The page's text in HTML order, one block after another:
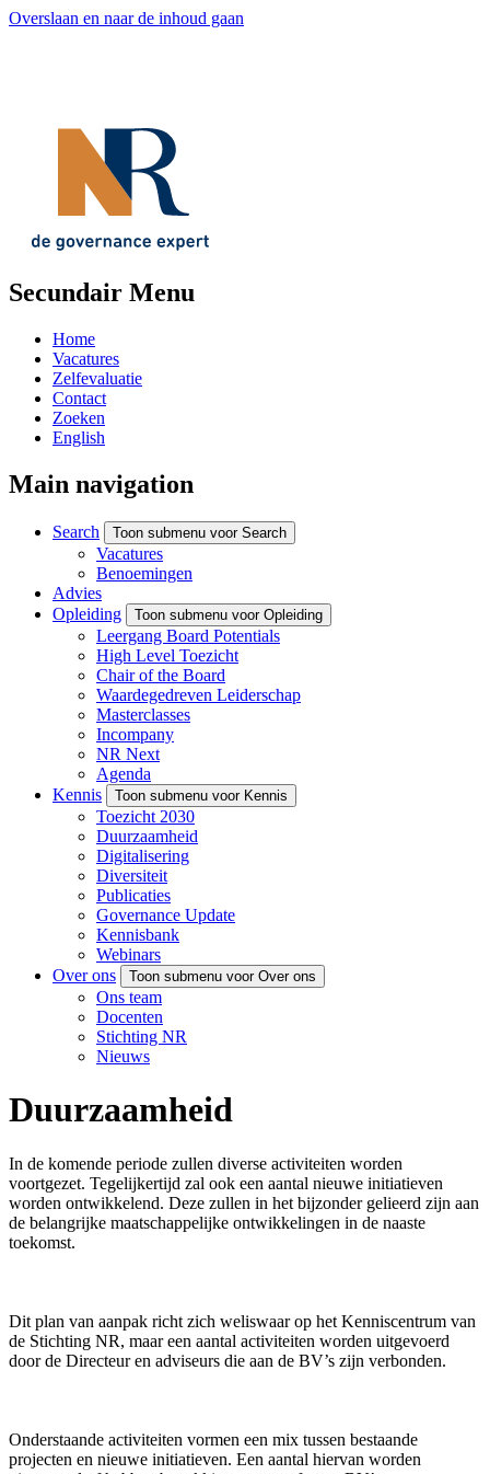
Overslaan en naar de inhoud gaan
Secundair Menu
Home
Vacatures
Zelfevaluatie
Contact
Zoeken
English
Main navigation
Search Toon submenu voor Search
Vacatures
Benoemingen
Advies
Opleiding
Toon submenu voor Opleiding
Leergang Board Potentials
High Level Toezicht
Chair of the Board
Waardegedreven Leiderschap
Masterclasses
Incompany
NR Next
Agenda
Kennis
Toon submenu voor Kennis
Toezicht 2030
Duurzaamheid
Digitalisering
Diversiteit
Publicaties
Governance Update
Kennisbank
Webinars
Over ons
Toon submenu voor Over ons
Ons team
Docenten
Stichting NR
Nieuws
Duurzaamheid
In de komende periode zullen diverse activiteiten worden
voortgezet. Tegelijkertijd zal ook een aantal nieuwe initiatieven
worden ontwikkelend. Deze zullen in het bijzonder gelieerd zijn aan
de belangrijke maatschappelijke ontwikkelingen in de naaste
toekomst.
Dit plan van aanpak richt zich weliswaar op het Kenniscentrum van
de Stichting NR, maar een aantal activiteiten worden uitgevoerd
door de Directeur en adviseurs die aan de BV’s zijn verbonden.
Onderstaande activiteiten vormen een mix tussen bestaande
projecten en nieuwe initiatieven. Een aantal hiervan worden